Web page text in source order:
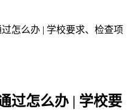
怎么办 | 学校要求、检查项
过怎么办 | 学校要